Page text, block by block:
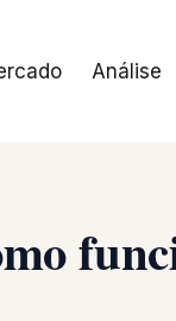
Análise